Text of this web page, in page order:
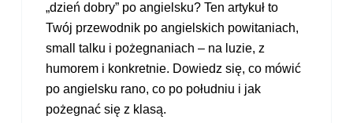
„dzień dobry” po angielsku? Ten artykuł to
Twój przewodnik po angielskich powitaniach,
small talku i pożegnaniach – na luzie, z
humorem i konkretnie. Dowiedz się, co mówić
po angielsku rano, co po południu i jak
pożegnać się z klasą.